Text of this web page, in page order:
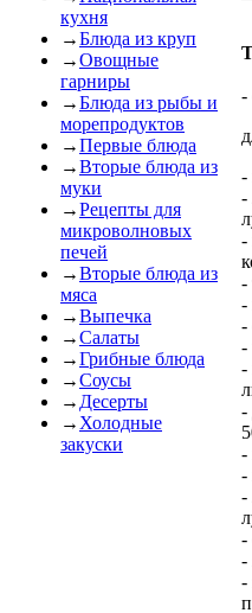
кухня
→Блюда из круп
→Овощные
гарниры
→Блюда из рыбы и
морепродуктов
→Первые блюда
→Вторые блюда из
муки
→Рецепты для
микроволновых
печей
→Вторые блюда из
мяса
→Выпечка
→Салаты
→Грибные блюда
→Соусы
→ Десерты
→ Холодные
закуски
-
-
-
-
-
-
-
-
-
-
-
-
-
-
-
-